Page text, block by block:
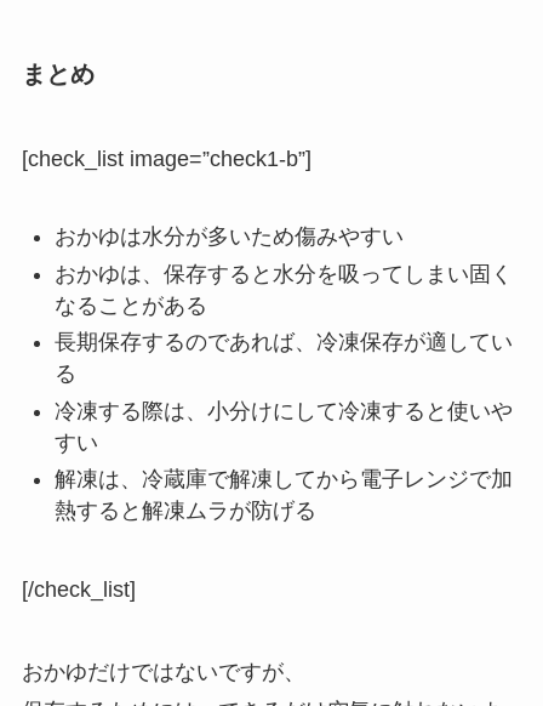
まとめ
[check_list image=”check1-b”]
おかゆは水分が多いため傷みやすい
おかゆは、保存すると水分を吸ってしまい固く
なることがある
長期保存するのであれば、冷凍保存が適してい
る
冷凍する際は、小分けにして冷凍すると使いや
すい
解凍は、冷蔵庫で解凍してから電子レンジで加
熱すると解凍ムラが防げる
[/check_list]
おかゆだけではないですが、